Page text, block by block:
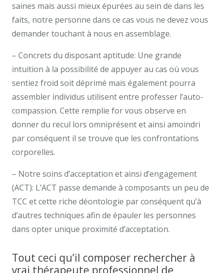
saines mais aussi mieux épurées au sein de dans les
faits, notre personne dans ce cas vous ne devez vous
demander touchant à nous en assemblage.
– Concrets du disposant aptitude: Une grande
intuition à la possibilité de appuyer au cas où vous
sentiez froid soit déprimé mais également pourra
assembler individus utilisent entre professer l’auto-
compassion. Cette remplie for vous observe en
donner du recul lors omniprésent et ainsi amoindri
par conséquent il se trouve que les confrontations
corporelles.
– Notre soins d’acceptation et ainsi d’engagement
(ACT): L’ACT passe demande à composants un peu de
TCC et cette riche déontologie par conséquent qu’à
d’autres techniques afin de épauler les personnes
dans opter unique proximité d’acceptation.
Tout ceci qu’il composer rechercher à
vrai thérapeute professionnel de